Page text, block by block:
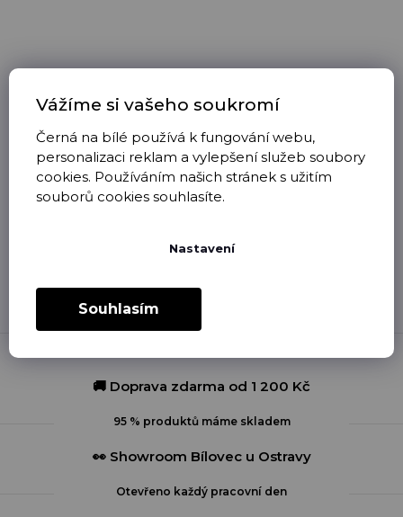
Vážíme si vašeho soukromí
Černá na bílé používá k fungování webu,
personalizaci reklam a vylepšení služeb soubory
cookies. Používáním našich stránek s užitím
souborů cookies souhlasíte.
Nastavení
Souhlasím
–71 %
Vánoční papučky
HNĚDÉ
skladem(5 ks)
O
l
d
a
í
r
v
k
y
7položek celkem
🚚 Doprava zdarma od 1 200 Kč
95 % produktů máme skladem
👀 Showroom Bílovec u Ostravy
Otevřeno každý pracovní den